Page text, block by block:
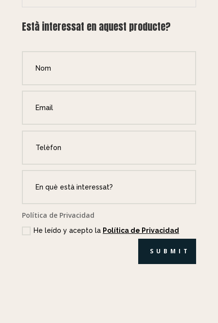
Està interessat en aquest producte?
Política de Privacidad
He leído y acepto la Política de Privacidad
SUBMIT